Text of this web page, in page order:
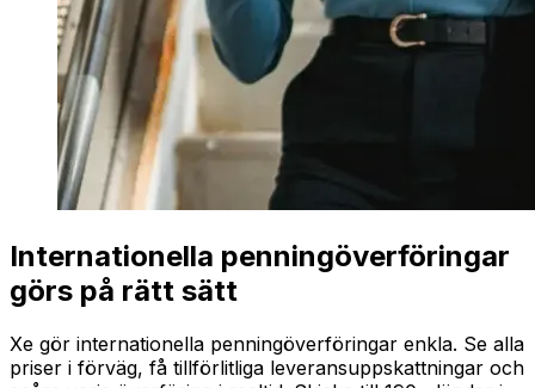
Internationella penningöverföringar
görs på rätt sätt
Xe gör internationella penningöverföringar enkla. Se alla
priser i förväg, få tillförlitliga leveransuppskattningar och